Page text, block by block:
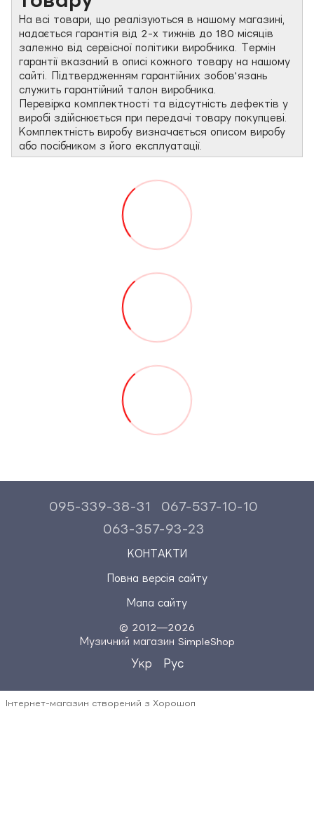
На всі товари, що реалізуються в нашому магазині,
надається гарантія від 2-х тижнів до 180 місяців
залежно від сервісної політики виробника. Термін
гарантії вказаний в описі кожного товару на нашому
сайті. Підтвердженням гарантійних зобов'язань
служить гарантійний талон виробника.
Перевірка комплектності та відсутність дефектів у
виробі здійснюється при передачі товару покупцеві.
Комплектність виробу визначається описом виробу
або посібником з його експлуатації.
095-339-38-31
067-537-10-10
063-357-93-23
КОНТАКТИ
Повна версія сайту
Мапа сайту
© 2012—2026
Музичний магазин SimpleShop
Укр Рус
Інтернет-магазин створений з Хорошоп